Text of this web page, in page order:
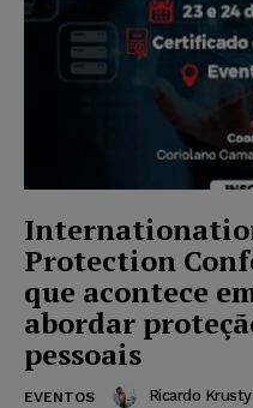
Protection
que acontece
abordar
pessoais
EVENTOS Ricardo Krusty